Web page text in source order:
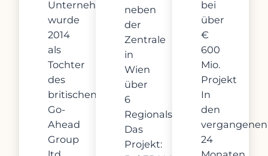
Unternehmen
wurde
2014
als
Tochter
des
britischen
Go-
Ahead
Group
neben
der
Zentrale
in
Wien
über
6
Regionalstellen.
Das
Projekt:
bei
über
€
600
Mio.
Projekt
In
den
vergangenen
24